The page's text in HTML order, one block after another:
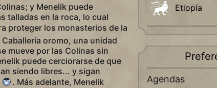
y Menelik puede
talladas en la roca, lo cual
proteger los monasterios de la
oromo, una unidad
mueve por las Colinas sin
puede cerciorarse de que
siendo libres... y sigan
. Más adelante, Menelik
Etiopía
Agendas